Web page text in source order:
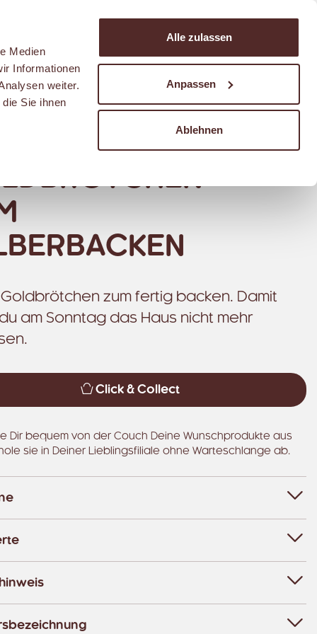
Medien
Informationen
weiter.
Sie ihnen
Alle zulassen
Anpassen
Ablehnen
zum fertig backen. Damit
am Sonntag das Haus nicht mehr
Click & Collect
Dir bequem von der Couch Deine Wunschprodukte aus
sie in Deiner Lieblingsfiliale ohne Warteschlange ab.